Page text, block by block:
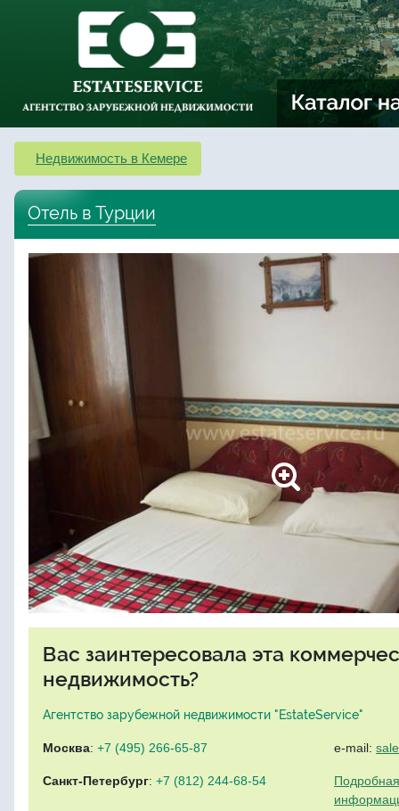
Недвижимость в Кемере
Отель в Турции
Вас заинтересовала эта
недвижимость?
Агентство зарубежной недвижимости "EstateService"
Москва: +7 (495) 266-65-87
Санкт-Петербург: +7 (812) 244-68-54
e-mail: